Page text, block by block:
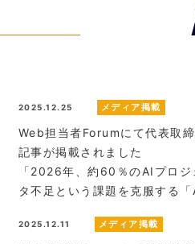
2025.12.25 メディア掲載
Web担当者Forumにて代表取
記事が掲載されました
「2026年、約60％のAIプロ
タ不足という課題を克服する
2025.12.11 メディア掲載